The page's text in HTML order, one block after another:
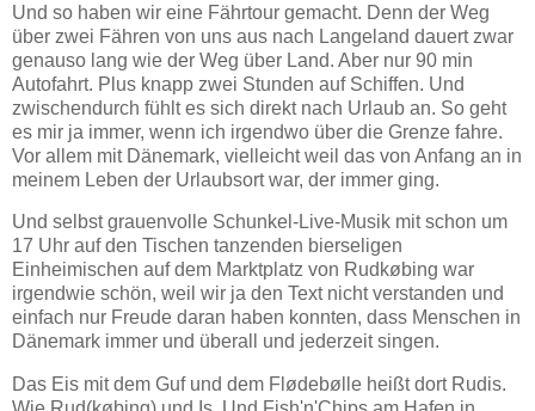
Und so haben wir eine Fährtour gemacht. Denn der Weg
über zwei Fähren von uns aus nach Langeland dauert zwar
genauso lang wie der Weg über Land. Aber nur 90 min
Autofahrt. Plus knapp zwei Stunden auf Schiffen. Und
zwischendurch fühlt es sich direkt nach Urlaub an. So geht
es mir ja immer, wenn ich irgendwo über die Grenze fahre.
Vor allem mit Dänemark, vielleicht weil das von Anfang an in
meinem Leben der Urlaubsort war, der immer ging.
Und selbst grauenvolle Schunkel-Live-Musik mit schon um
17 Uhr auf den Tischen tanzenden bierseligen
Einheimischen auf dem Marktplatz von Rudkøbing war
irgendwie schön, weil wir ja den Text nicht verstanden und
einfach nur Freude daran haben konnten, dass Menschen in
Dänemark immer und überall und jederzeit singen.
Das Eis mit dem Guf und dem Flødebølle heißt dort Rudis.